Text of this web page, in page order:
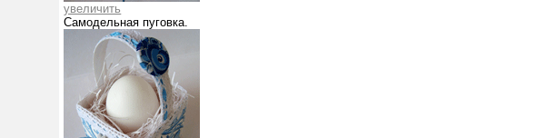
увеличить
Самодельная пуговка.